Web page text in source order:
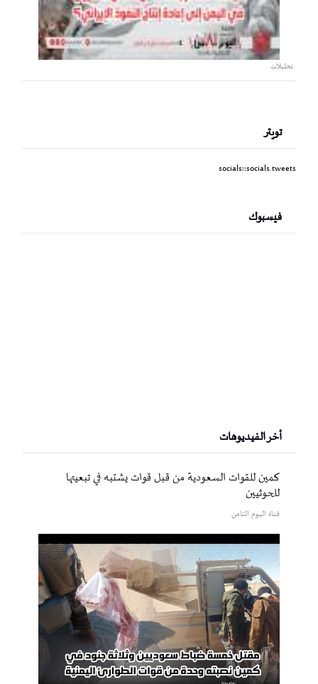
تحليلات
تويتر
socials::socials.tweets
فيسبوك
أخر الفيديوهات
كمين للقوات السعودية من قبل قوات يشتبه في تبعيتها
للحوثيين
قناة اليوم الثامن